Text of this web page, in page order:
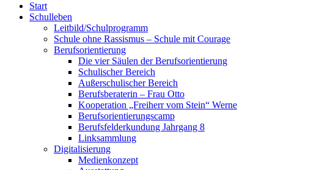
Start
Schulleben
Leitbild/Schulprogramm
Schule ohne Rassismus – Schule mit Courage
Berufsorientierung
Die vier Säulen der Berufsorientierung
Schulischer Bereich
Außerschulischer Bereich
Berufsberaterin – Frau Otto
Kooperation „Freiherr vom Stein“ Werne
Berufsorientierungscamp
Berufsfelderkundung Jahrgang 8
Linksammlung
Digitalisierung
Medienkonzept